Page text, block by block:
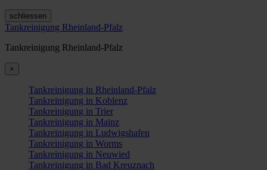
schliessen
Tankreinigung Rheinland-Pfalz
Tankreinigung Rheinland-Pfalz
×
Tankreinigung in Rheinland-Pfalz
Tankreinigung in Koblenz
Tankreinigung in Trier
Tankreinigung in Mainz
Tankreinigung in Ludwigshafen
Tankreinigung in Worms
Tankreinigung in Neuwied
Tankreinigung in Bad Kreuznach